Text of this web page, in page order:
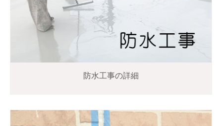
防水工事の詳細